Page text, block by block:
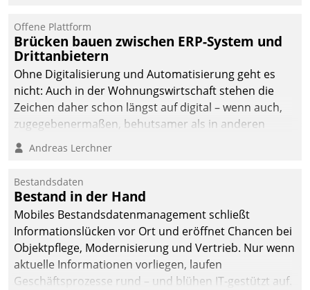
Offene Plattform
Brücken bauen zwischen ERP-System und
Drittanbietern
Ohne Digitalisierung und Automatisierung geht es
nicht: Auch in der Wohnungswirtschaft stehen die
Zeichen daher schon längst auf digital – wenn auch,
zugegebenermaßen, behutsamer als in anderen
Branchen.
Andreas Lerchner
Bestandsdaten
Bestand in der Hand
Mobiles Bestandsdatenmanagement schließt
Informationslücken vor Ort und eröffnet Chancen bei
Objektpflege, Modernisierung und Vertrieb. Nur wenn
aktuelle Informationen vorliegen, laufen
Geschäftsprozesse rund – und blühen IT-gestützt auf.